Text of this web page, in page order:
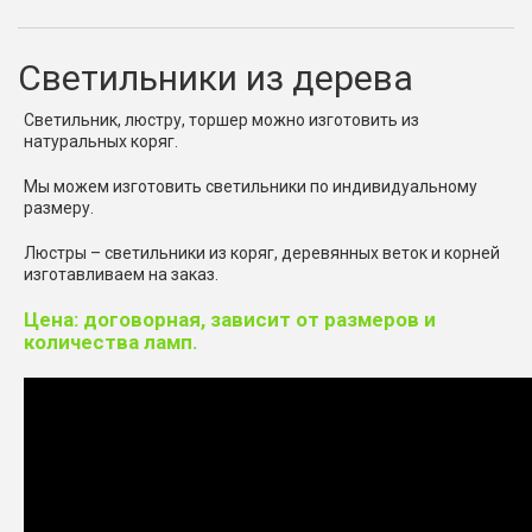
Светильники из дерева
Светильник, люстру, торшер можно изготовить из
натуральных коряг.
Мы можем изготовить светильники по индивидуальному
размеру.
Люстры – светильники из коряг, деревянных веток и корней
изготавливаем на заказ.
Цена: договорная, зависит от размеров и
количества ламп.